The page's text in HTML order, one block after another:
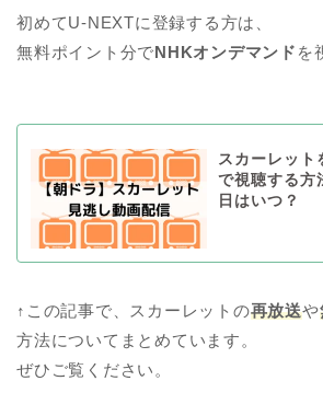
初めてU-NEXTに登録する方は、
無料ポイント分でNHKオンデマンド を
スカーレット
で視聴する方
日はいつ？
↑この記事で、スカーレットの再放送や
方法についてまとめています。
ぜひご覧ください。